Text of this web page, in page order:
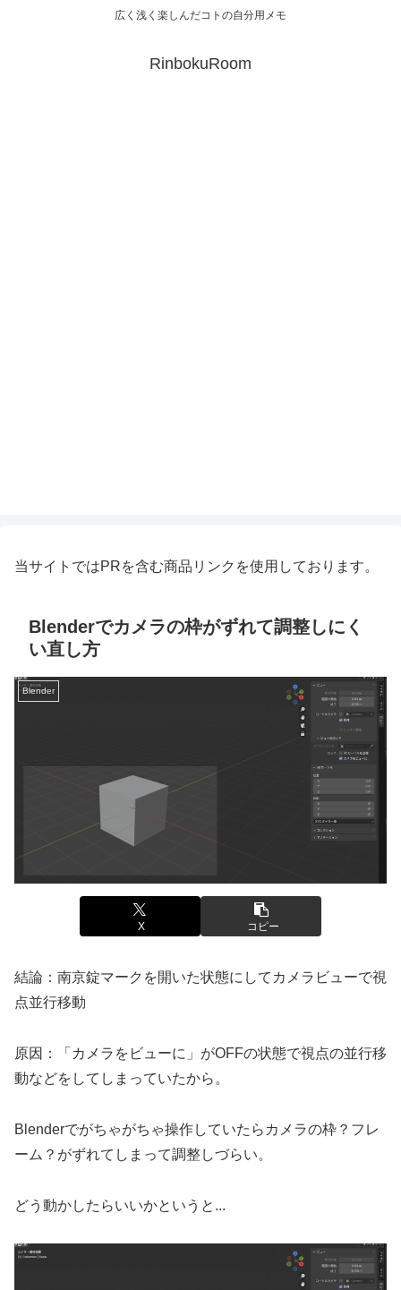
広く浅く楽しんだコトの自分用メモ
RinbokuRoom
当サイトではPRを含む商品リンクを使用しております。
Blenderでカメラの枠がずれて調整しにく
い直し方
Blender
X コピー
結論：南京錠マークを開いた状態にしてカメラビューで視
点並行移動
原因：「カメラをビューに」がOFFの状態で視点の並行移
動などをしてしまっていたから。
Blenderでがちゃがちゃ操作していたらカメラの枠？フレ
ーム？がずれてしまって調整しづらい。
どう動かしたらいいかというと...